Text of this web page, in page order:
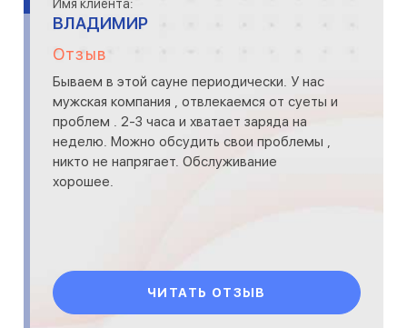
Имя клиента:
ВЛАДИМИР
Отзыв
Бываем в этой сауне периодически. У нас
мужская компания , отвлекаемся от суеты и
проблем . 2-3 часа и хватает заряда на
неделю. Можно обсудить свои проблемы ,
никто не напрягает. Обслуживание
хорошее.
ЧИТАТЬ ОТЗЫВ